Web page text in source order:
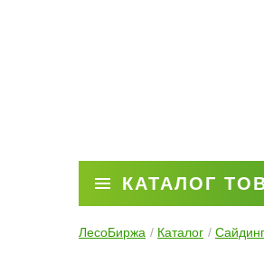
КАТАЛОГ
ЛесоБиржа Каталог Сайдинг